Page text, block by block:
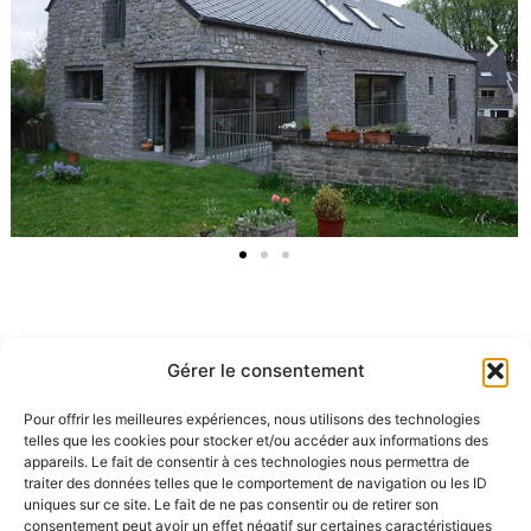
Gérer le consentement
Pour offrir les meilleures expériences, nous utilisons des technologies
telles que les cookies pour stocker et/ou accéder aux informations des
appareils. Le fait de consentir à ces technologies nous permettra de
traiter des données telles que le comportement de navigation ou les ID
uniques sur ce site. Le fait de ne pas consentir ou de retirer son
consentement peut avoir un effet négatif sur certaines caractéristiques